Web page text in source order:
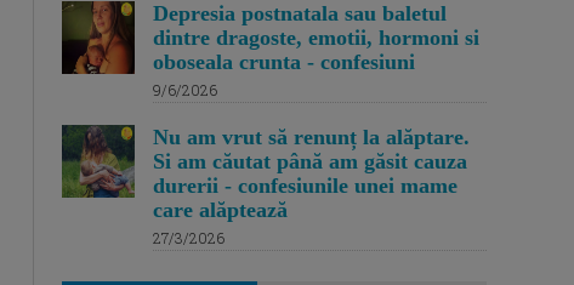
Depresia postnatala sau baletul
dintre dragoste, emotii, hormoni si
oboseala crunta - confesiuni
9/6/2026
Nu am vrut să renunț la alăptare.
Si am căutat până am găsit cauza
durerii - confesiunile unei mame
care alăptează
27/3/2026